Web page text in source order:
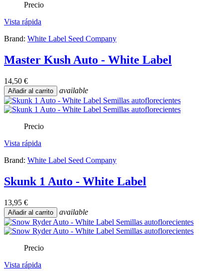
Precio
Vista rápida
Brand: White Label Seed Company
Master Kush Auto - White Label
14,50 €
Añadir al carrito available
Precio
Vista rápida
Brand: White Label Seed Company
Skunk 1 Auto - White Label
13,95 €
Añadir al carrito available
Precio
Vista rápida